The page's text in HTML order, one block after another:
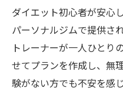
日立市で続けやす
日立市のパー
習慣の秘訣
ダイエットが
きる工夫
ダイエット初心者が安心
パーソナルジムで提供さ
トレーナーが一人ひとり
せてプランを作成し、無
験がない方でも不安を感